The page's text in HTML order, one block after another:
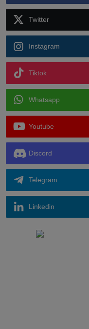
Twitter
Instagram
Tiktok
Whatsapp
Youtube
Discord
Telegram
Linkedin